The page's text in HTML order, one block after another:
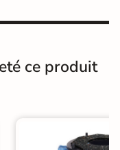
résistant
ce produit